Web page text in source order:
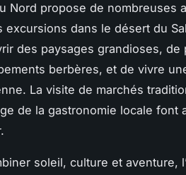
Nord propose de nombreuses
dans le désert du
des paysages grandioses, de
berbères, et de vivre
La visite de marchés
de la gastronomie locale font
soleil, culture et aventure,